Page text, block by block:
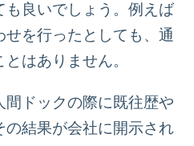
も良いでしょう。例えば
を行ったとしても、通
はありません。
間ドックの際に既往歴や
結果が会社に開示され